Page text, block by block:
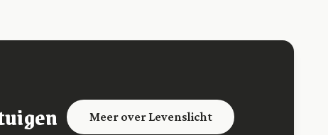
Meer over Levenslicht